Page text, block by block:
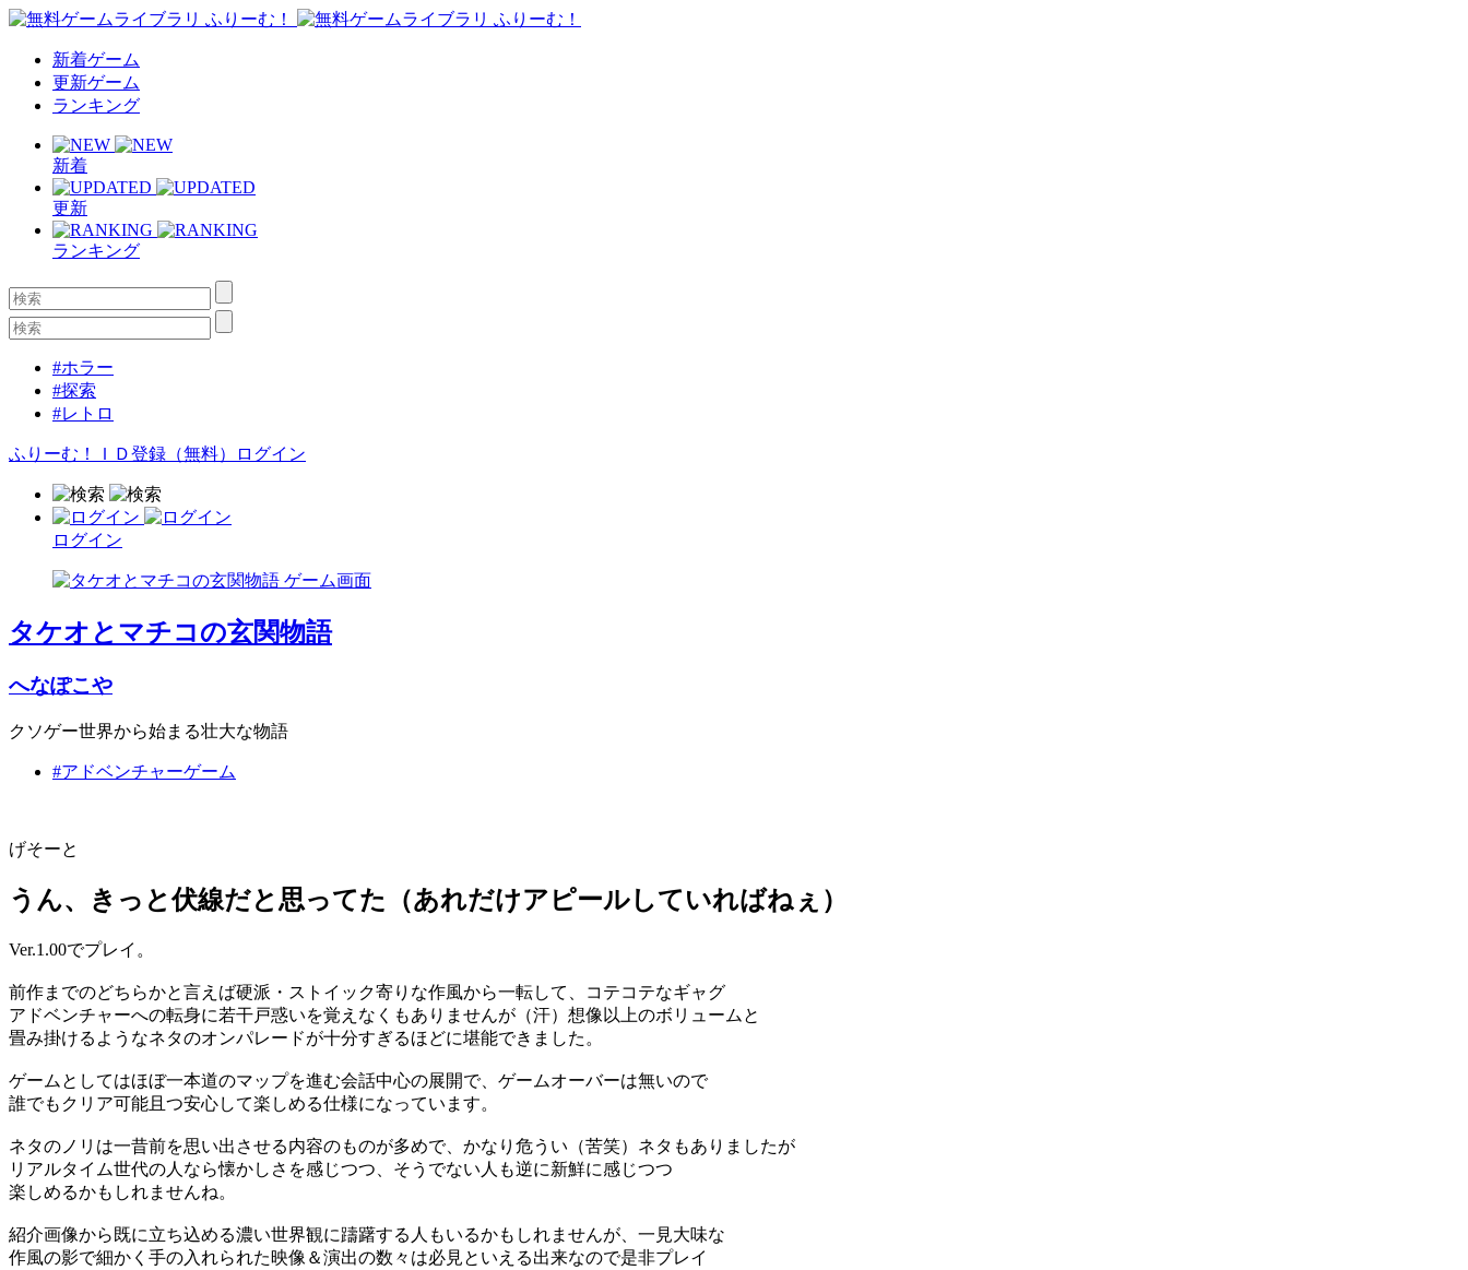
新着ゲーム
更新ゲーム
ランキング
新着
更新
ランキング
#ホラー
#探索
#レトロ
ふりーむ！ＩＤ登録（無料） ログイン
ログイン
タケオとマチコの玄関物語
へなぽこや
クソゲー世界から始まる壮大な物語
#アドベンチャーゲーム
げそーと
うん、きっと伏線だと思ってた（あれだけアピールしていればねぇ）
Ver.1.00でプレイ。
前作までのどちらかと言えば硬派・ストイック寄りな作風から一転して、コテコテなギャグ
アドベンチャーへの転身に若干戸惑いを覚えなくもありませんが（汗）想像以上のボリュームと
畳み掛けるようなネタのオンパレードが十分すぎるほどに堪能できました。
ゲームとしてはほぼ一本道のマップを進む会話中心の展開で、ゲームオーバーは無いので
誰でもクリア可能且つ安心して楽しめる仕様になっています。
ネタのノリは一昔前を思い出させる内容のものが多めで、かなり危うい（苦笑）ネタもありましたが
リアルタイム世代の人なら懐かしさを感じつつ、そうでない人も逆に新鮮に感じつつ
楽しめるかもしれませんね。
紹介画像から既に立ち込める濃い世界観に躊躇する人もいるかもしれませんが、一見大味な
作風の影で細かく手の入れられた映像＆演出の数々は必見といえる出来なので是非プレイ